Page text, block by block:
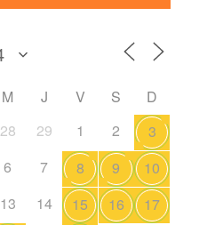
M J V S
D
28 29 1 2
3
6 7 8 9
10
13 14 15 16
17